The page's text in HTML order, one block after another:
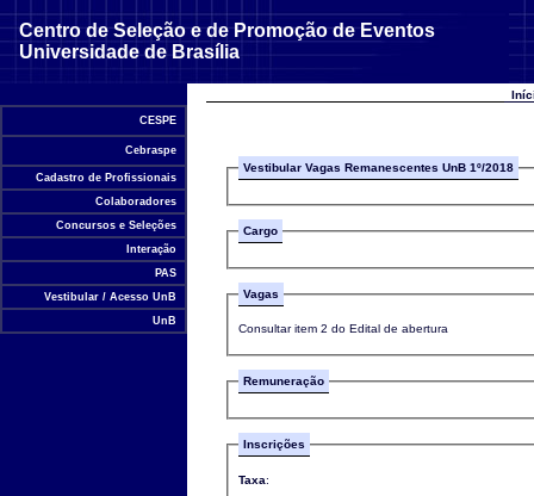
Centro de Seleção e de Promoção de Eventos
Universidade de Brasília
CESPE
Cebraspe
Cadastro de Profissionais
Colaboradores
Concursos e Seleções
Interação
PAS
Vestibular / Acesso UnB
UnB
Vestibular Vagas Remanescentes UnB 1º/2018
Cargo
Vagas
Consultar item 2 do Edital de abertura
Remuneração
Inscrições
Taxa: